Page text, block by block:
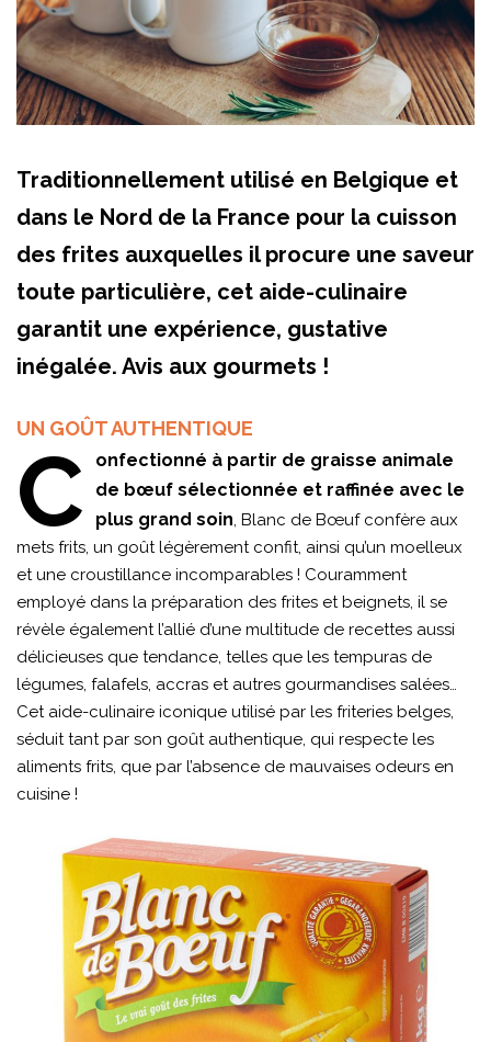
Traditionnellement utilisé en Belgique et
dans le Nord de la France pour la cuisson
des frites auxquelles il procure une saveur
toute particulière, cet aide-culinaire
garantit une expérience, gustative
inégalée. Avis aux gourmets !
UN GOÛT AUTHENTIQUE
C
onfectionné à partir de graisse animale
de bœuf sélectionnée et raffinée avec le
plus grand soin, Blanc de Bœuf confère aux
mets frits, un goût légèrement confit, ainsi qu’un moelleux
et une croustillance incomparables ! Couramment
employé dans la préparation des frites et beignets, il se
révèle également l’allié d’une multitude de recettes aussi
délicieuses que tendance, telles que les tempuras de
légumes, falafels, accras et autres gourmandises salées…
Cet aide-culinaire iconique utilisé par les friteries belges,
séduit tant par son goût authentique, qui respecte les
aliments frits, que par l’absence de mauvaises odeurs en
cuisine !